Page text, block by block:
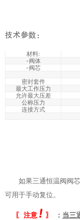
技术参数：
材料:
-阀体
-阀芯
密封套件
最大工作压力
允许最大压差
公称压力
连接方式
如果三通恒温阀阀
可用于手动复位。
〖 注意 ! 〗 ： 当三